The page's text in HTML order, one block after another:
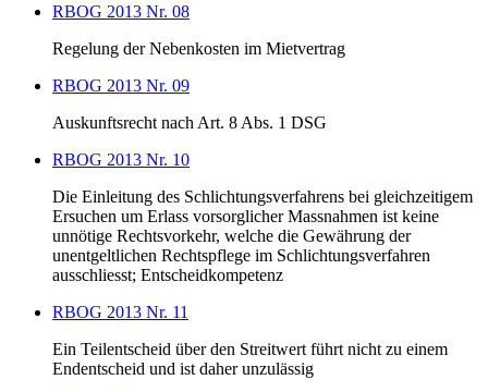
RBOG 2013 Nr. 08
Regelung der Nebenkosten im Mietvertrag
RBOG 2013 Nr. 09
Auskunftsrecht nach Art. 8 Abs. 1 DSG
RBOG 2013 Nr. 10
Die Einleitung des Schlichtungsverfahrens bei gleichzeitigem
Ersuchen um Erlass vorsorglicher Massnahmen ist keine
unnötige Rechtsvorkehr, welche die Gewährung der
unentgeltlichen Rechtspflege im Schlichtungsverfahren
ausschliesst; Entscheidkompetenz
RBOG 2013 Nr. 11
Ein Teilentscheid über den Streitwert führt nicht zu einem
Endentscheid und ist daher unzulässig